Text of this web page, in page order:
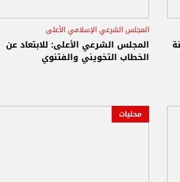
المجلس الشرعي الإسلامي الأعلى
المفتي عبد اللطيف دريان
الدستور
المجلس الشرعي الأعلى: للابتعاد عن
الخطاب التخويني والفتنوي
محليات